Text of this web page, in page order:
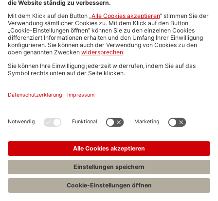
Newsletteranmeldung
Produktübersicht
ALLGEMEIN
FAQs
Impressum
Stellenangebote C.H.BECK
Entwickelt durchJobiqo